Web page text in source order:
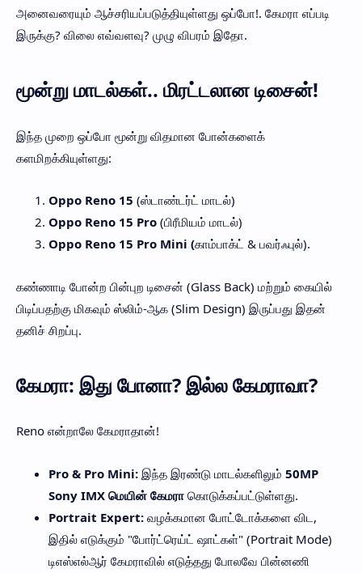
அனைவரையும் ஆச்சரியப்படுத்தியுள்ளது ஒப்போ!. கேமரா எப்படி
இருக்கு? விலை எவ்வளவு? முழு விபரம் இதோ.
மூன்று மாடல்கள்.. மிரட்டலான டிசைன்!
இந்த முறை ஒப்போ மூன்று விதமான போன்களைக்
களமிறக்கியுள்ளது:
Oppo Reno 15 (ஸ்டாண்டர்ட் மாடல்)
Oppo Reno 15 Pro (பிரீமியம் மாடல்)
Oppo Reno 15 Pro Mini (காம்பாக்ட் & பவர்ஃபுல்).
கண்ணாடி போன்ற பின்புற டிசைன் (Glass Back) மற்றும் கையில்
பிடிப்பதற்கு மிகவும் ஸ்லிம்-ஆக (Slim Design) இருப்பது இதன்
தனிச் சிறப்பு.
கேமரா: இது போனா? இல்ல கேமராவா?
Reno என்றாலே கேமராதான்!
Pro & Pro Mini: இந்த இரண்டு மாடல்களிலும் 50MP
Sony IMX மெயின் கேமரா கொடுக்கப்பட்டுள்ளது.
Portrait Expert: வழக்கமான போட்டோக்களை விட,
இதில் எடுக்கும் "போர்ட்ரெய்ட் ஷாட்கள்" (Portrait Mode)
டிஎஸ்எல்ஆர் கேமராவில் எடுத்தது போலவே பின்னணி